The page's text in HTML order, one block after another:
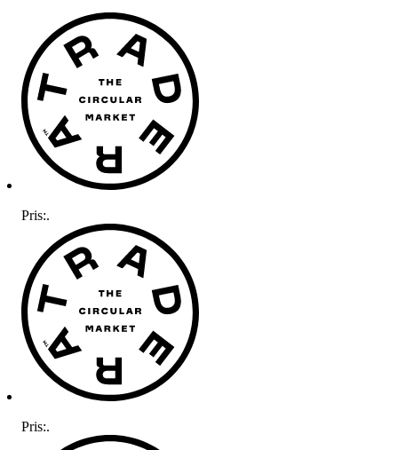
Pris:.
Pris:.